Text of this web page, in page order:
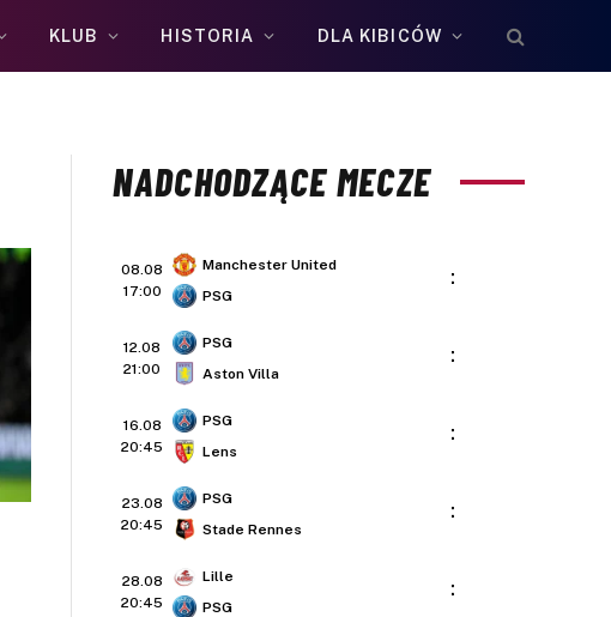
KLUB HISTORIA DLA KIBICÓW
NADCHODZĄCE MECZE
08.08
17:00
Manchester United
PSG
:
12.08
21:00
PSG
Aston Villa
:
16.08
20:45
PSG
Lens
:
23.08
20:45
PSG
Stade Rennes
:
28.08
20:45
Lille
PSG
: